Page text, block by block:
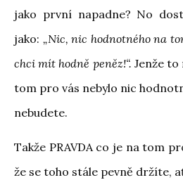
jako první napadne? No
jako: „Nic, nic hodnotného na
chci mít hodně peněz!“. Jenže to
tom pro vás nebylo nic
nebudete.
Takže PRAVDA co je na tom
že se toho stále pevně držíte,